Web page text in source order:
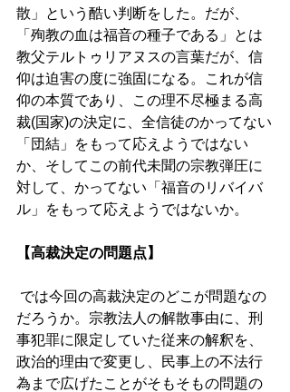
散」という酷い判断をした。だが、
「殉教の血は福音の種子である」とは
教父テルトゥリアヌスの言葉だが、信
仰は迫害の度に強固になる。これが信
仰の本質であり、この理不尽極まる高
裁(国家)の決定に、全信徒のかってない
「団結」をもって応えようではない
か、そしてこの前代未聞の宗教弾圧に
対して、かってない「福音のリバイバ
ル」をもって応えようではないか。
【高裁決定の問題点】
では今回の高裁決定のどこが問題なの
だろうか。宗教法人の解散事由に、刑
事犯罪に限定していた従来の解釈を、
政治的理由で変更し、民事上の不法行
為まで広げたことがそもそもの問題の